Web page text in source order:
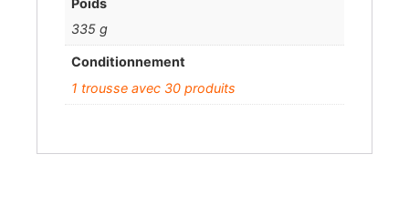
335 g
Conditionnement
1 trousse avec 30 produits